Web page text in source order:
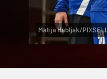
Matija Habljak/PIXSELL